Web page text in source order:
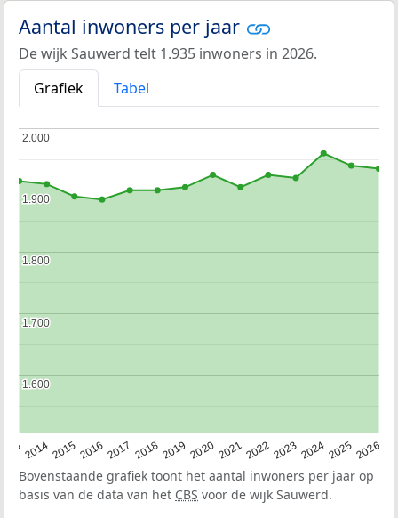
Aantal inwoners per jaar
De wijk Sauwerd telt 1.935 inwoners in 2026.
Grafiek
Tabel
2014201520162017 20182019 2020202120222023202420252026
1.600
1.600
1.700
1.700
1.800
1.800
1.900
1.900
2.000
2.000
Bovenstaande grafiek toont het aantal inwoners per jaar op
basis van de data van het CBS voor de wijk Sauwerd.